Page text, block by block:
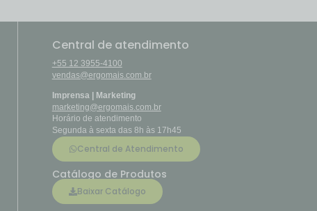
Central de atendimento
+55 12 3955-4100
vendas@ergomais.com.br
Imprensa | Marketing
marketing@ergomais.com.br
Horário de atendimento
Segunda à sexta das 8h às 17h45
Central de Atendimento
Catálogo de Produtos
Baixar Catálogo